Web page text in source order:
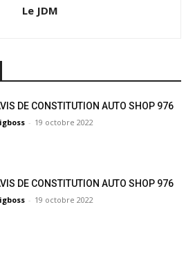
Le JDM
DE CONSTITUTION AUTO SHOP 976
- 19 octobre 2022
DE CONSTITUTION AUTO SHOP 976
- 19 octobre 2022